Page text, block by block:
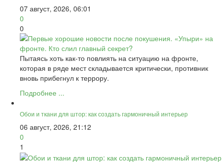
07 август, 2026, 06:01
0
0
Пытаясь хоть как-то повлиять на ситуацию на фронте,
которая в ряде мест складывается критически, противник
вновь прибегнул к террору.
Подробнее ...
Обои и ткани для штор: как создать гармоничный интерьер
06 август, 2026, 21:12
0
1